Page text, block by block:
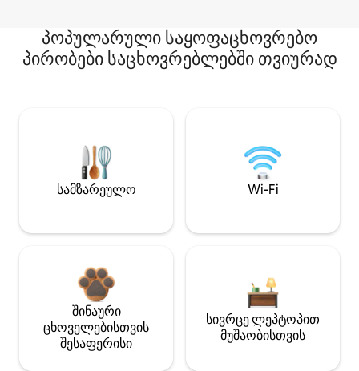
პოპულარული საყოფაცხოვრებო
პირობები საცხოვრებლებში თვიურად
სამზარეულო Wi-Fi
შინაური
ცხოველებისთვის
შესაფერისი
სივრცე ლეპტოპით
მუშაობისთვის